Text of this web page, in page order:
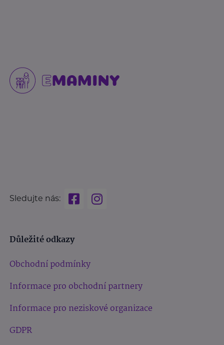
Sledujte nás:
Důležité odkazy
Obchodní podmínky
Informace pro obchodní partnery
Informace pro neziskové organizace
GDPR